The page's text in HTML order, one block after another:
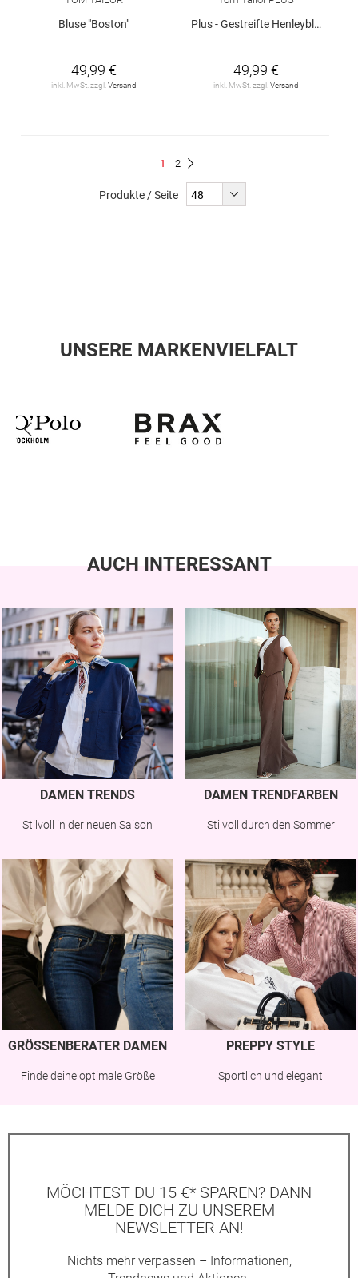
Bluse "Boston"
49,99 €
inkl. MwSt. zzgl. Versand
Plus - Gestreifte Henleybluse mit LENZING(TM) ECOVERO(TM)
49,99 €
inkl. MwSt. zzgl. Versand
Du
gerade
1 Seite
2
Produkte / Seite
UNSERE MARKENVIELFALT
AUCH INTERESSANT
DAMEN TRENDS
Stilvoll in der neuen Saison
DAMEN TRENDFARBEN
Stilvoll durch den Sommer
GRÖSSENBERATER DAMEN
Finde deine optimale Größe
PREPPY STYLE
Sportlich und elegant
MÖCHTEST DU 15 €* SPAREN? DANN
MELDE DICH ZU UNSEREM
NEWSLETTER AN!
Nichts mehr verpassen – Informationen,